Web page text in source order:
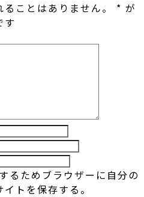
ことはありません。
* が
す
るためブラウザーに自分の
トを保存する。